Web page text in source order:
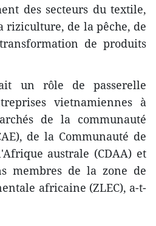
des secteurs du textile,
riziculture, de la pêche, de
de produits
un rôle de passerelle
vietnamiennes à
de la communauté
de la Communauté de
australe (CDAA) et
membres de la zone de
africaine (ZLEC), a-t-